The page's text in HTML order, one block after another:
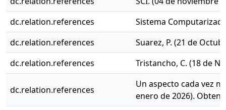
dc.relation.references
Sistema
dc.relation.references
Suarez, P. (21 de
dc.relation.references
Tristancho, C. (18 de
dc.relation.references
Un aspecto cada vez
enero de 2026).